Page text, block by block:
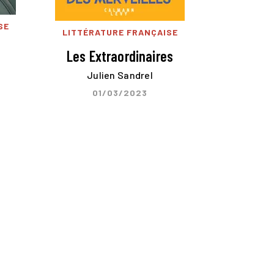
LITTÉRATURE FRANÇAISE
Les Extraordinaires
Julien Sandrel
01/03/2023